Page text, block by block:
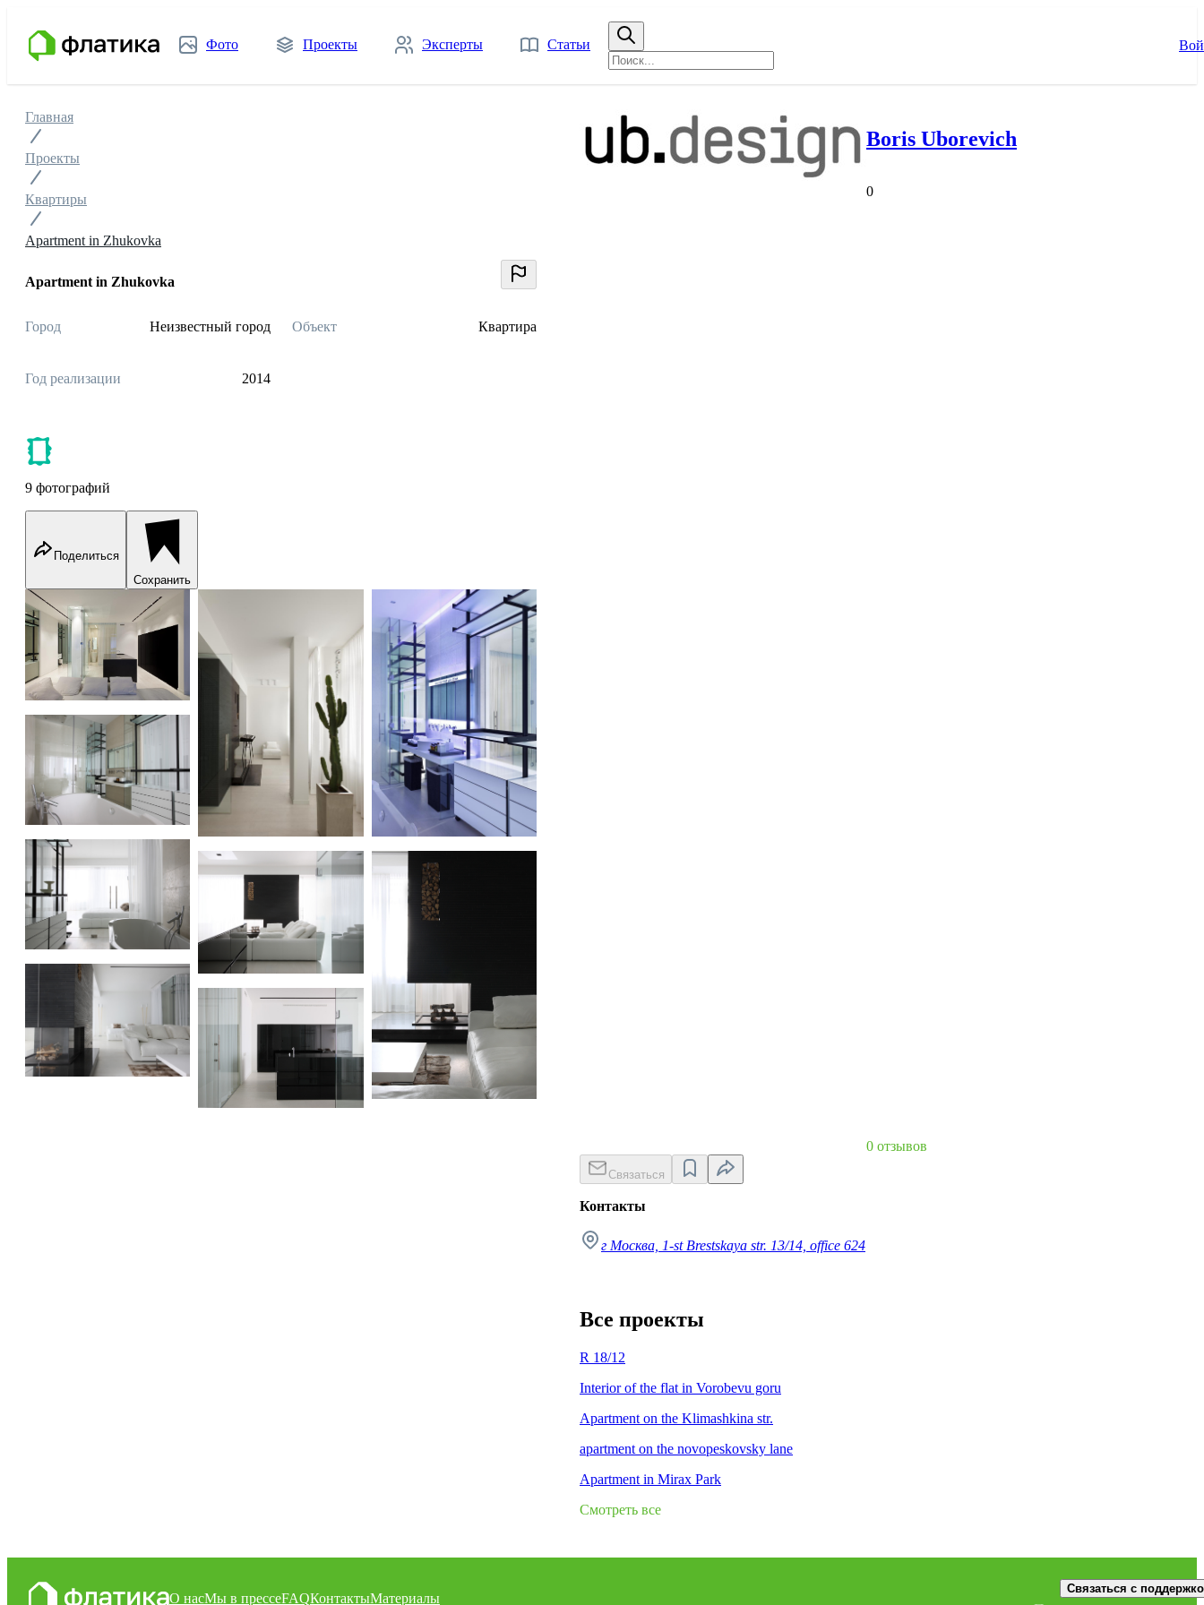
Фото Проекты Эксперты Статьи
Главная
Проекты
Квартиры
Apartment in Zhukovka
Apartment in Zhukovka
Город Неизвестный город Объект Квартира
Год реализации 2014
9 фотографий
Поделиться
Сохранить
Apartment in Zhukovka Apartment in Zhukovka
Apartment in Zhukovka
Apartment in Zhukovka
Apartment in Zhukovka Apartment in Zhukovka
Apartment in Zhukovka
Apartment in Zhukovka
Boris Uborevich
0
0 отзывов
Связаться
Контакты
г Москва, 1-st Brestskaya str. 13/14, office 624
Все проекты
R 18/12
Interior of the flat in Vorobevu goru
Apartment on the Klimashkina str.
apartment on the novopeskovsky lane
Apartment in Mirax Park
Смотреть все
О насМы в прессеFAQКонтактыМатериалы
Связаться с